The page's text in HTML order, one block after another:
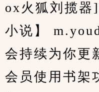
ox火狐刘揽器
小说】
会持续为你更
会员使用书架